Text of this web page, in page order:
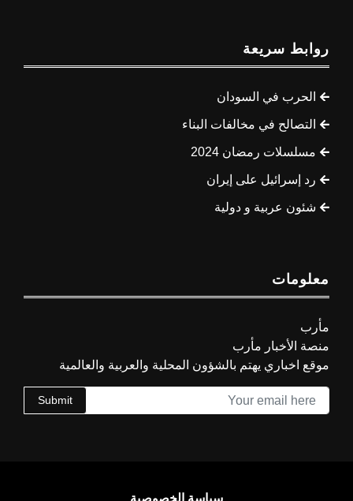
روابط سريعة
الحرب في السودان
التصالح في مخالفات البناء
مسلسلات رمضان 2024
رد إسرائيل على إيران
شئون عربية و دولية
معلومات
مأرب
منصة الأخبار مأرب
موقع اخباري يهتم بالشؤون المحلية والعربية والعالمية
Submit